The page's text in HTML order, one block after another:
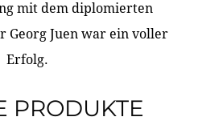
mit dem diplomierten
Georg Juen war ein voller
Erfolg.
PRODUKTE